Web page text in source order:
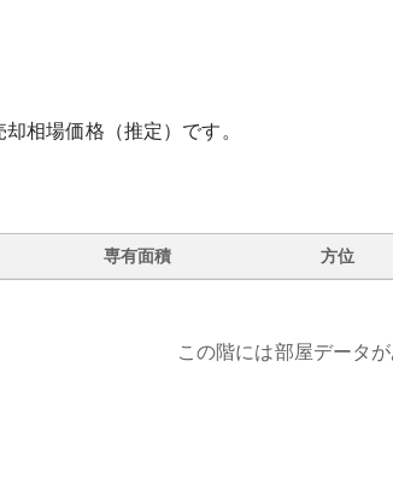
相場価格（推定）です。
専有面積 方位
この階には部屋データ